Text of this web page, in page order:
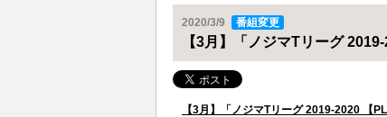
2020/3/9 番組変更
【3月】「ノジマTリーグ
【3月】「 ノジマTリーグ2019-2020 【